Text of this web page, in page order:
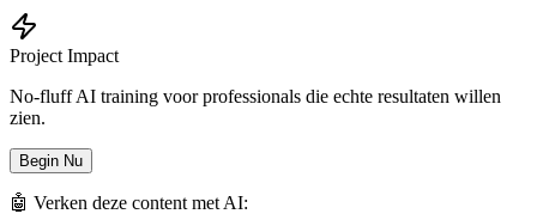
Project Impact
No-fluff AI training voor professionals die echte resultaten willen
zien.
Begin Nu
🤖 Verken deze content met AI: